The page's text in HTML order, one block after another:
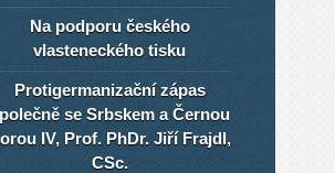
Na podporu českého
vlasteneckého tisku
Protigermanizační zápas
se Srbskem a Černou
IV, Prof. PhDr. Jiří Frajdl,
CSc.